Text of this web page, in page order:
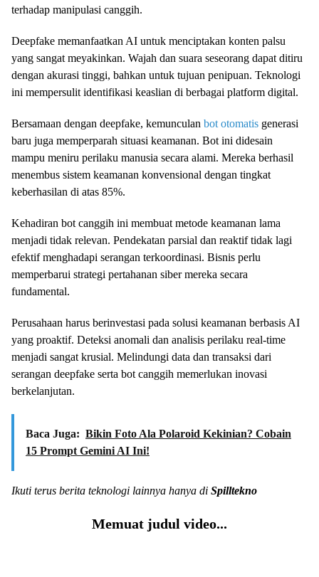
terhadap manipulasi canggih.
Deepfake memanfaatkan AI untuk menciptakan konten palsu
yang sangat meyakinkan. Wajah dan suara seseorang dapat ditiru
dengan akurasi tinggi, bahkan untuk tujuan penipuan. Teknologi
ini mempersulit identifikasi keaslian di berbagai platform digital.
Bersamaan dengan deepfake, kemunculan bot otomatis generasi
baru juga memperparah situasi keamanan. Bot ini didesain
mampu meniru perilaku manusia secara alami. Mereka berhasil
menembus sistem keamanan konvensional dengan tingkat
keberhasilan di atas 85%.
Kehadiran bot canggih ini membuat metode keamanan lama
menjadi tidak relevan. Pendekatan parsial dan reaktif tidak lagi
efektif menghadapi serangan terkoordinasi. Bisnis perlu
memperbarui strategi pertahanan siber mereka secara
fundamental.
Perusahaan harus berinvestasi pada solusi keamanan berbasis AI
yang proaktif. Deteksi anomali dan analisis perilaku real-time
menjadi sangat krusial. Melindungi data dan transaksi dari
serangan deepfake serta bot canggih memerlukan inovasi
berkelanjutan.
Baca Juga: Bikin Foto Ala Polaroid Kekinian? Cobain
15 Prompt Gemini AI Ini!
Ikuti terus berita teknologi lainnya hanya di Spilltekno
Memuat judul video...